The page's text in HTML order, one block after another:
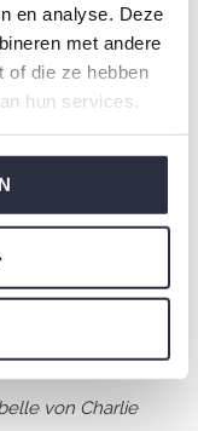
en analyse. Deze
met andere
of die ze hebben
hun services.
gefertigt aus
hat eine perfekte
Sie für unsere
von Charlie